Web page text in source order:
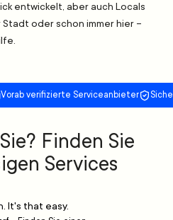
entwickelt, aber auch Locals
oder schon immer hier –
Vorab verifizierte Serviceanbieter
Finden Sie
Services
It's that easy.